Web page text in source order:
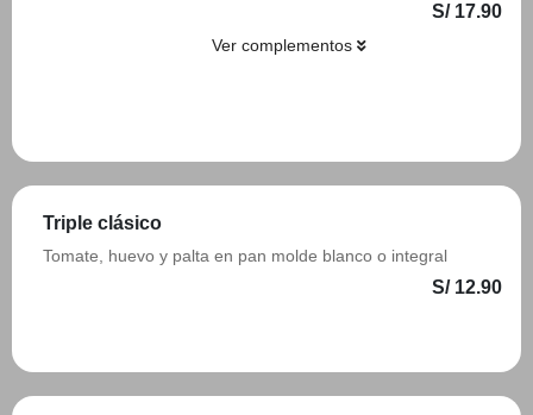
S/ 17.90
Ver complementos
Triple clásico
Tomate, huevo y palta en pan molde blanco o integral
S/ 12.90